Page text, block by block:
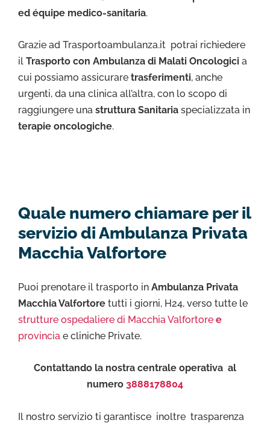
ed équipe medico-sanitaria.
Grazie ad Trasportoambulanza.it potrai richiedere
il Trasporto con Ambulanza di Malati Oncologici a
cui possiamo assicurare trasferimenti, anche
urgenti, da una clinica all’altra, con lo scopo di
raggiungere una struttura Sanitaria specializzata in
terapie oncologiche.
Quale numero chiamare per il
servizio di Ambulanza Privata
Macchia Valfortore
Puoi prenotare il trasporto in Ambulanza Privata
Macchia Valfortore tutti i giorni, H24, verso tutte le
strutture ospedaliere di Macchia Valfortore e
provincia e cliniche Private.
Contattando la nostra centrale operativa al
numero 3888178804
Il nostro servizio ti garantisce inoltre trasparenza